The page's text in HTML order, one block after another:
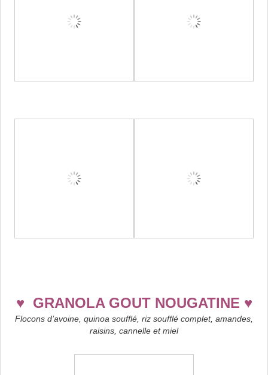
♥ GRANOLA GOUT NOUGATINE ♥
Flocons d’avoine, quinoa soufflé, riz soufflé complet, amandes,
raisins, cannelle et miel